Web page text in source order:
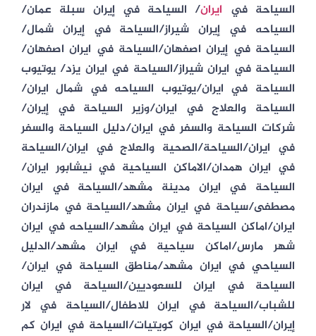
السياحة في ايران/ السياحة في إيران سبلة عمان/
السياحه في إيران شيراز/السياحة في إيران شمال/
السياحة في إيران اصفهان/السياحة في ايران اصفهان/
السياحة في ايران شيراز/السياحة في ايران يزد/ يوتيوب
السياحة في ايران/يوتيوب السياحه في شمال ايران/
السياحة والعلاج في ايران/وزير السياحة في إيران/
شركات السياحة والسفر في ايران/دليل السياحة والسفر
في ايران/السياحة/الصحية والعلاج في ايران/السياحة
في ايران همدان/الاماكن السياحية في نيشابور ايران/
السياحة في ايران مدينة مشهد/السياحة في ايران
مصطفى/سياحة في ايران مشهد/السياحة في مازندران
ايران/اماكن السياحة في ايران مشهد/السياحه في ايران
شهر مارس/اماكن سياحية في ايران مشهد/الدليل
السياحي في ايران مشهد/مناطق السياحة في ايران/
السياحة في ايران للسعوديين/السياحة في ايران
للشباب/السياحة في ايران للاطفال/السياحة في لار
إيران/السياحة في ايران كويتيات/السياحة في ايران كم